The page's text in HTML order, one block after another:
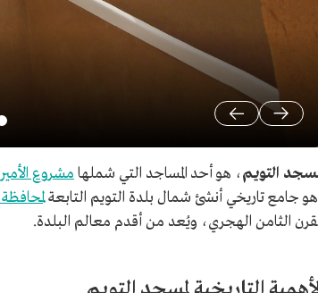
التويم، هو أحد المساجد التي شملها مشروع
جامع تاريخي أنشئ شمال بلدة التويم التابعة
الثامن الهجري، ويُعد من أقدم معالم البلدة.